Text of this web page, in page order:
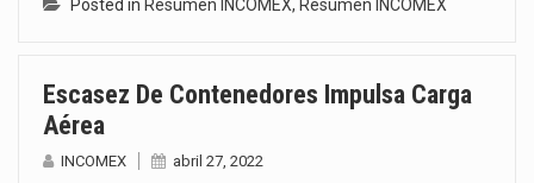
Posted in Resumen INCOMEX, Resumen INCOMEX
Escasez De Contenedores Impulsa Carga
Aérea
INCOMEX abril 27, 2022